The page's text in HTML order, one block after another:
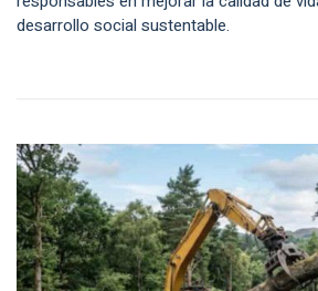
desarrollo social sustentable.